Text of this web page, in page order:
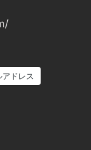
アドレス